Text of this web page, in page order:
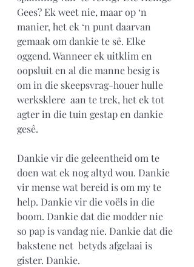
Gees? Ek weet nie, maar op ‘n
manier, het ek ‘n punt daarvan
gemaak om dankie te sê. Elke
oggend. Wanneer ek uitklim en
oopsluit en al die manne besig is
om in die skeepsvrag-houer hulle
werksklere  aan te trek, het ek tot
agter in die tuin gestap en dankie
gesê.
Dankie vir die geleentheid om te
doen wat ek nog altyd wou. Dankie
vir mense wat bereid is om my te
help. Dankie vir die voëls in die
boom. Dankie dat die modder nie
so pap is vandag nie. Dankie dat die
bakstene net  betyds afgelaai is
gister. Dankie.